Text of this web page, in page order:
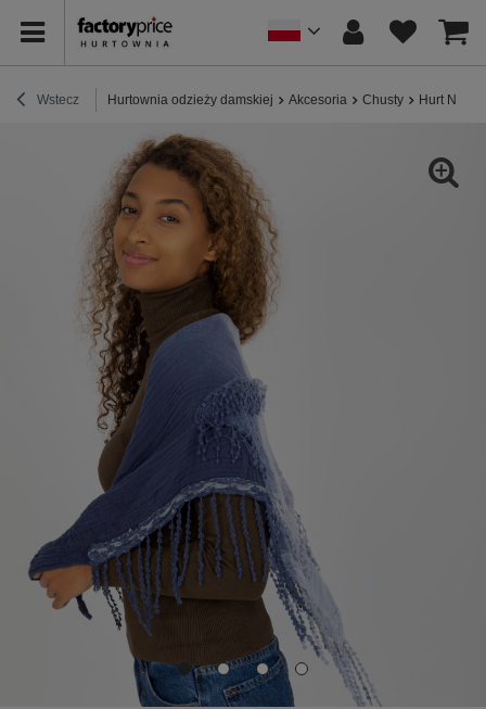
Wstecz Hurtownia odzieży damskiej Akcesoria Chusty Hurt